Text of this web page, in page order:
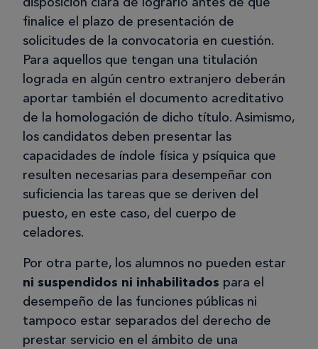
finalice el plazo de presentación de
solicitudes de la convocatoria en cuestión.
Para aquellos que tengan una titulación
lograda en algún centro extranjero deberán
aportar también el documento acreditativo
de la homologación de dicho título. Asimismo,
los candidatos deben presentar las
capacidades de índole física y psíquica que
resulten necesarias para desempeñar con
suficiencia las tareas que se deriven del
puesto, en este caso, del cuerpo de
celadores.
Por otra parte, los alumnos no pueden estar
ni suspendidos ni inhabilitados para el
desempeño de las funciones públicas ni
tampoco estar separados del derecho de
prestar servicio en el ámbito de una